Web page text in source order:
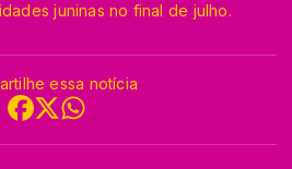
juninas no final de julho.
essa notícia